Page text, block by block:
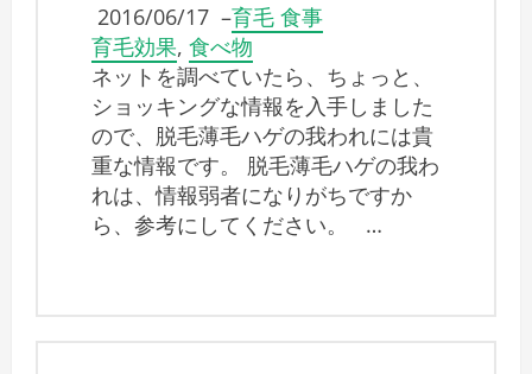
2016/06/17 –育毛 食事
育毛効果, 食べ物
ネットを調べていたら、ちょっと、
ショッキングな情報を入手しました
ので、脱毛薄毛ハゲの我われには貴
重な情報です。 脱毛薄毛ハゲの我わ
れは、情報弱者になりがちですか
ら、参考にしてください。 …